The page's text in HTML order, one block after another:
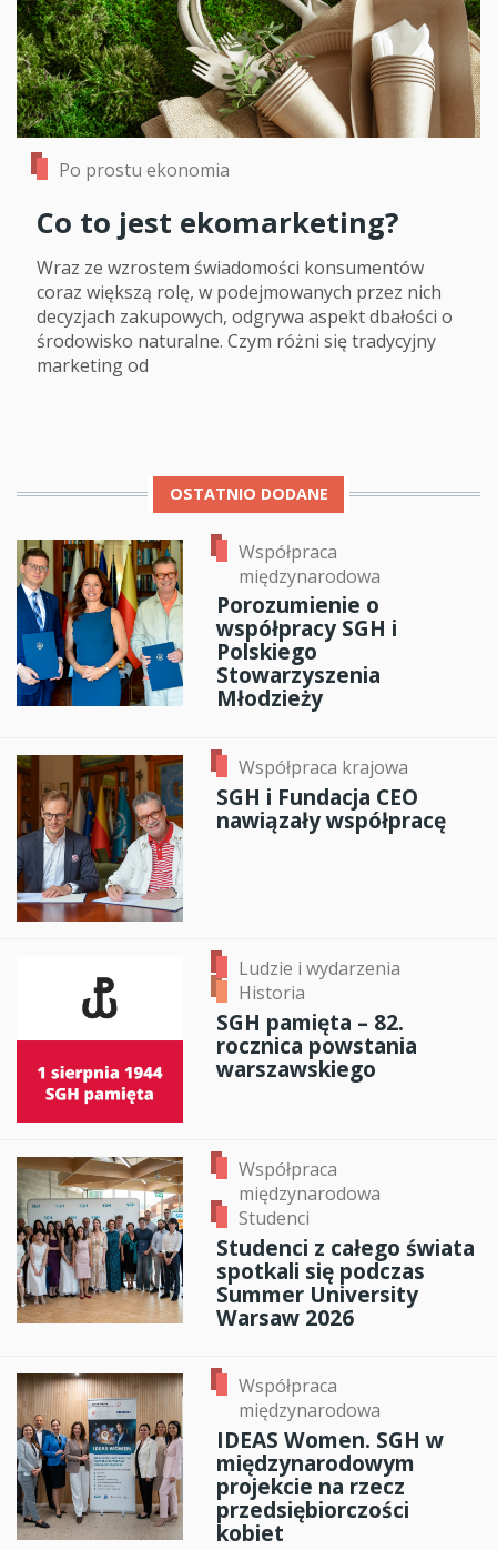
Po prostu ekonomia
Co to jest ekomarketing?
Wraz ze wzrostem świadomości konsumentów
coraz większą rolę, w podejmowanych przez nich
decyzjach zakupowych, odgrywa aspekt dbałości o
środowisko naturalne. Czym różni się tradycyjny
marketing od
OSTATNIO DODANE
Współpraca
międzynarodowa
Porozumienie o
współpracy SGH i
Polskiego
Stowarzyszenia
Młodzieży
Współpraca krajowa
SGH i Fundacja CEO
nawiązały współpracę
Ludzie i wydarzenia
Historia
SGH pamięta – 82.
rocznica powstania
warszawskiego
Współpraca
międzynarodowa
Studenci
Studenci z całego świata
spotkali się podczas
Summer University
Warsaw 2026
Współpraca
międzynarodowa
IDEAS Women. SGH w
międzynarodowym
projekcie na rzecz
przedsiębiorczości
kobiet